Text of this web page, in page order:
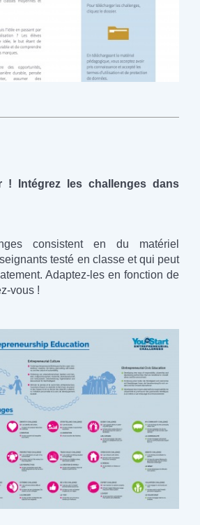
! Intégrez les challenges dans
consistent en du matériel
testé en classe et qui peut
Adaptez-les en fonction de
vous !